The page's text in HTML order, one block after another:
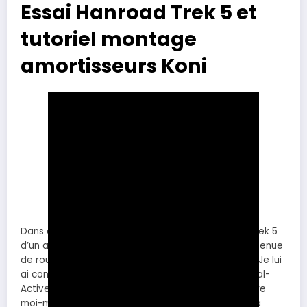
Essai Hanroad Trek 5 et
tutoriel montage
amortisseurs Koni
Dans cette vidéo je vais essayer le van Hanroad Trek 5
d’un abonné qui rencontre des problèmes avec la tenue
de route principalement au niveau du train arrière. Je lui
ai conseillé de monter des amortisseurs Koni Spécial-
Active qui améliorent la tenue de route. Je vais faire
moi-même le montage avec un tutoriel et tester la